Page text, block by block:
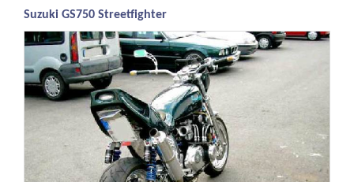
Suzuki GS750 Streetfighter